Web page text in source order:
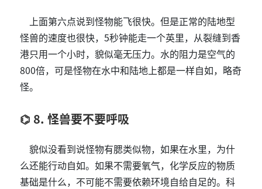
上面第六点说到怪物能飞很快。但是正常的陆地型
怪兽的速度也很快，5秒钟能走一个英里，从裂缝到香
港只用一个小时，貌似毫无压力。水的阻力是空气的
800倍，可是怪物在水中和陆地上都是一样自如，略奇
怪。
8. 怪兽要不要呼吸
貌似没看到说怪物有腮类似物，如果在水里，为什
么还能行动自如。如果不需要氧气，化学反应的物质
基础是什么，不可能不需要依赖环境自给自足的。科